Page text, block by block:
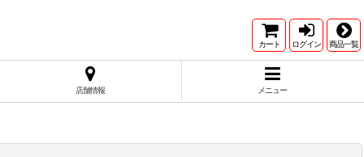
カート ログイン 商品一覧
店舗情報 メニュー